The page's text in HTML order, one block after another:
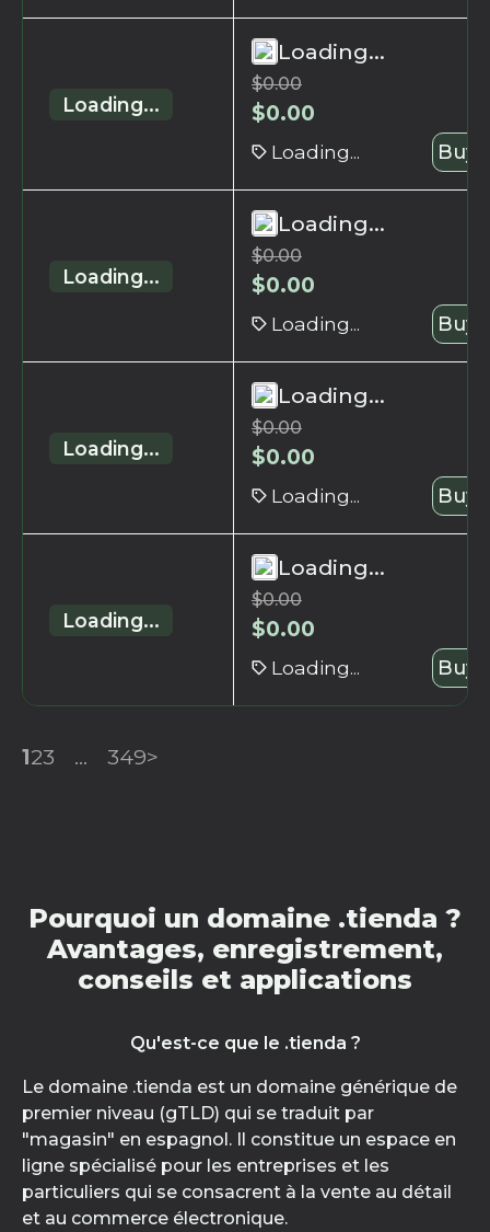
Loading...
Loading...
$0.00
$0.00
Loading... Buy
Loading...
Loading...
$0.00
$0.00
Loading... Buy
Loading...
Loading...
$0.00
$0.00
Loading... Buy
Loading...
Loading...
$0.00
$0.00
Loading... Buy
123 ... 349>
Pourquoi un domaine .tienda ?
Avantages, enregistrement,
conseils et applications
Qu'est-ce que le .tienda ?
Le domaine .tienda est un domaine générique de
premier niveau (gTLD) qui se traduit par
"magasin" en espagnol. Il constitue un espace en
ligne spécialisé pour les entreprises et les
particuliers qui se consacrent à la vente au détail
et au commerce électronique.